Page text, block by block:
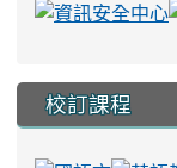
校訂課程